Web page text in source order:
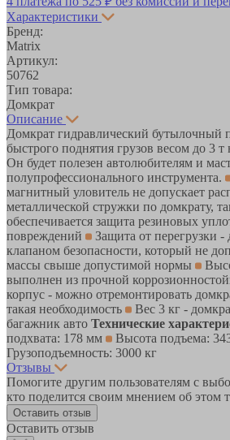
Характеристики
Бренд:
Matrix
Артикул:
50762
Тип товара:
Домкрат
Описание
Домкрат гидравлический бутылочный
быстрого поднятия грузов весом до 3
Он будет полезен автолюбителям и
полупрофессионального инструмента.
магнитный уловитель не допускает
металлической стружки по домкрату,
обеспечивается защита резиновых
повреждений
Защита от перегрузки
клапаном безопасности, который не
массы свыше допустимой нормы
выполнен из прочной
корпус - можно отремонтировать
такая необходимость
Вес 3 кг -
багажник авто Технические
подхвата: 178 мм
Высота подъема:
Грузоподъемность: 3000 кг
Отзывы
Помогите другим пользователям с
кто поделится своим мнением об этом
Оставить отзыв
Оставить отзыв